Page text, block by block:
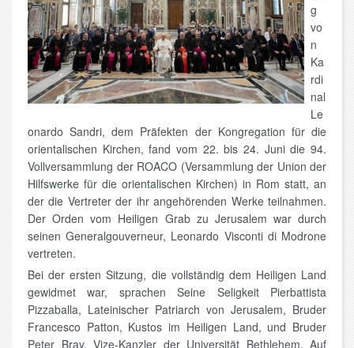
g
vo
n
Ka
rdi
nal
Le
onardo Sandri, dem Präfekten der Kongregation für die
orientalischen Kirchen, fand vom 22. bis 24. Juni die 94.
Vollversammlung der ROACO (Versammlung der Union der
Hilfswerke für die orientalischen Kirchen) in Rom statt, an
der die Vertreter der ihr angehörenden Werke teilnahmen.
Der Orden vom Heiligen Grab zu Jerusalem war durch
seinen Generalgouverneur, Leonardo Visconti di Modrone
vertreten.
Bei der ersten Sitzung, die vollständig dem Heiligen Land
gewidmet war, sprachen Seine Seligkeit Pierbattista
Pizzaballa, Lateinischer Patriarch von Jerusalem, Bruder
Francesco Patton, Kustos im Heiligen Land, und Bruder
Peter Bray, Vize-Kanzler der Universität Bethlehem. Auf